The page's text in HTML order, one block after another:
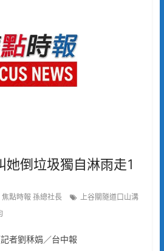
她倒垃圾獨自淋雨走1
焦點時報 孫總社長
上谷關隧道口山溝
者劉秝娟／台中報